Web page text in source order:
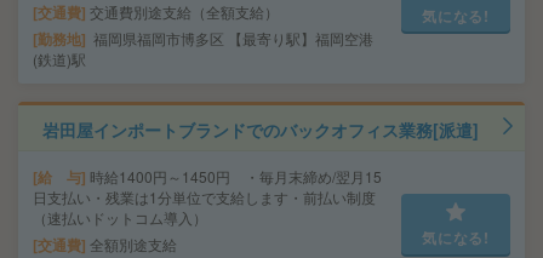
交通費 交通費別途支給（全額支給）
勤務地 福岡県福岡市博多区 【最寄り駅】福岡空港
(鉄道)駅
気になる!
岩田屋インポートブランドでのバックオフィス業務[派遣]
給 与 時給1400円～1450円 ・毎月末締め/翌月15
日支払い・残業は1分単位で支給します・前払い制度
（速払いドットコム導入）
交通費 全額別途支給 気になる!